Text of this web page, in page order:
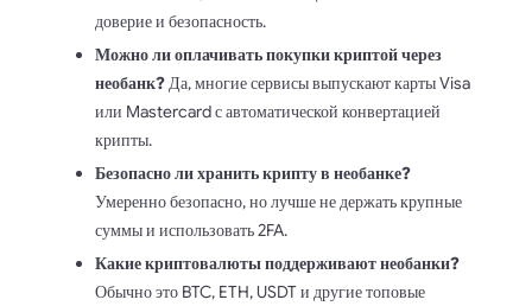
доверие и безопасность.
Можно ли оплачивать покупки криптой через
необанк?Да, многие сервисы выпускают карты Visa
или Mastercard с автоматической конвертацией
крипты.
Безопасно ли хранить крипту в необанке?
Умеренно безопасно, но лучше не держать крупные
суммы и использовать 2FA.
Какие криптовалюты поддерживают необанки?
Обычно это BTC, ETH, USDT и другие топовые